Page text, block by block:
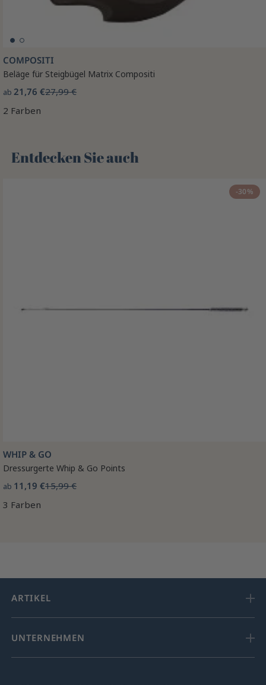
COMPOSITI
Beläge für Steigbügel Matrix Compositi
ab 21,76 €27,99 €
2 Farben
Entdecken Sie auch 🌻
-30%
WHIP & GO
Dressurgerte Whip & Go Points
ab 11,19 €15,99 €
3 Farben
ARTIKEL
UNTERNEHMEN